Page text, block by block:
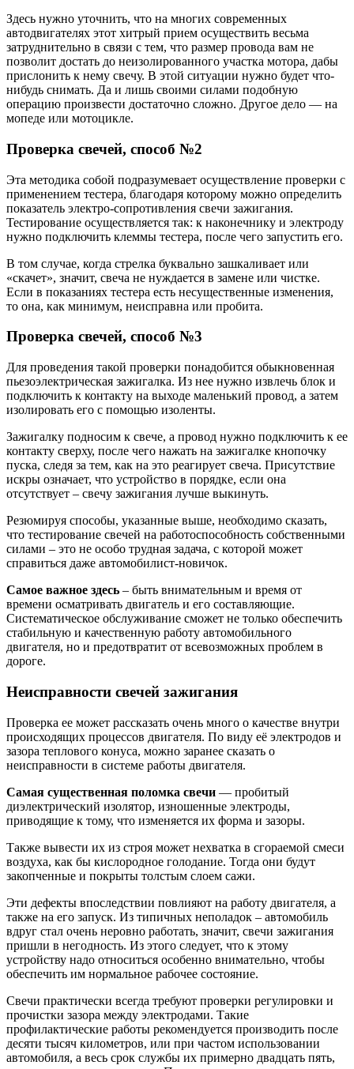
Здесь нужно уточнить, что на многих современных
автодвигателях этот хитрый прием осуществить весьма
затруднительно в связи с тем, что размер провода вам не
позволит достать до неизолированного участка мотора, дабы
прислонить к нему свечу. В этой ситуации нужно будет что-
нибудь снимать. Да и лишь своими силами подобную
операцию произвести достаточно сложно. Другое дело — на
мопеде или мотоцикле.
Проверка свечей, способ №2
Эта методика собой подразумевает осуществление проверки с
применением тестера, благодаря которому можно определить
показатель электро-сопротивления свечи зажигания.
Тестирование осуществляется так: к наконечнику и электроду
нужно подключить клеммы тестера, после чего запустить его.
В том случае, когда стрелка буквально зашкаливает или
«скачет», значит, свеча не нуждается в замене или чистке.
Если в показаниях тестера есть несущественные изменения,
то она, как минимум, неисправна или пробита.
Проверка свечей, способ №3
Для проведения такой проверки понадобится обыкновенная
пьезоэлектрическая зажигалка. Из нее нужно извлечь блок и
подключить к контакту на выходе маленький провод, а затем
изолировать его с помощью изоленты.
Зажигалку подносим к свече, а провод нужно подключить к ее
контакту сверху, после чего нажать на зажигалке кнопочку
пуска, следя за тем, как на это реагирует свеча. Присутствие
искры означает, что устройство в порядке, если она
отсутствует – свечу зажигания лучше выкинуть.
Резюмируя способы, указанные выше, необходимо сказать,
что тестирование свечей на работоспособность собственными
силами – это не особо трудная задача, с которой может
справиться даже автомобилист-новичок.
Самое важное здесь – быть внимательным и время от
времени осматривать двигатель и его составляющие.
Систематическое обслуживание сможет не только обеспечить
стабильную и качественную работу автомобильного
двигателя, но и предотвратит от всевозможных проблем в
дороге.
Неисправности свечей зажигания
Проверка ее может рассказать очень много о качестве внутри
происходящих процессов двигателя. По виду её электродов и
зазора теплового конуса, можно заранее сказать о
неисправности в системе работы двигателя.
Самая существенная поломка свечи — пробитый
диэлектрический изолятор, изношенные электроды,
приводящие к тому, что изменяется их форма и зазоры.
Также вывести их из строя может нехватка в сгораемой смеси
воздуха, как бы кислородное голодание. Тогда они будут
закопченные и покрыты толстым слоем сажи.
Эти дефекты впоследствии повлияют на работу двигателя, а
также на его запуск. Из типичных неполадок – автомобиль
вдруг стал очень неровно работать, значит, свечи зажигания
пришли в негодность. Из этого следует, что к этому
устройству надо относиться особенно внимательно, чтобы
обеспечить им нормальное рабочее состояние.
Свечи практически всегда требуют проверки регулировки и
прочистки зазора между электродами. Такие
профилактические работы рекомендуется производить после
десяти тысяч километров, или при частом использовании
автомобиля, а весь срок службы их примерно двадцать пять,